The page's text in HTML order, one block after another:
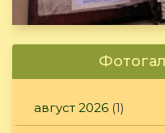
август 2026 (1)